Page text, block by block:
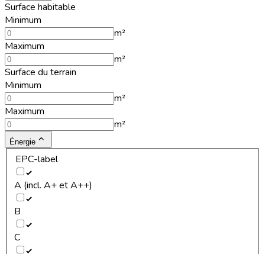
Surface habitable
Minimum
m²
Maximum
m²
Surface du terrain
Minimum
m²
Maximum
m²
Énergie
EPC-label
A (incl. A+ et A++)
B
C